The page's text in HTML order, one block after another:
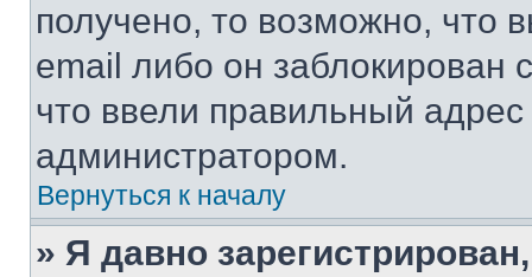
получено, то возможно, что
email либо он
что ввели правильный адрес
администратором.
Вернуться к началу
» Я давно